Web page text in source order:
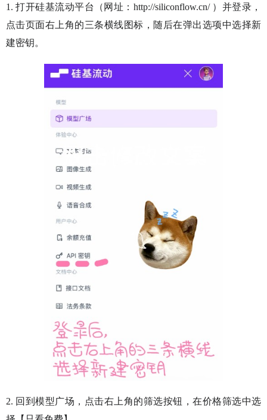
1. 打开硅基流动平台（网址：http://siliconflow.cn/ ）并登录，
点击页面右上角的三条横线图标，随后在弹出选项中选择新
建密钥。
2. 回到模型广场，点击右上角的筛选按钮，在价格筛选中选